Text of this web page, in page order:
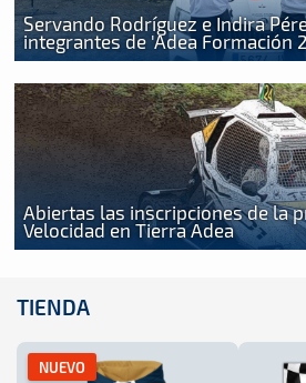
Servando Rodríguez e Indira
integrantes de 'Adea Formación
Abiertas las inscripciones de la
Velocidad en Tierra Adea
TIENDA
NUEVO